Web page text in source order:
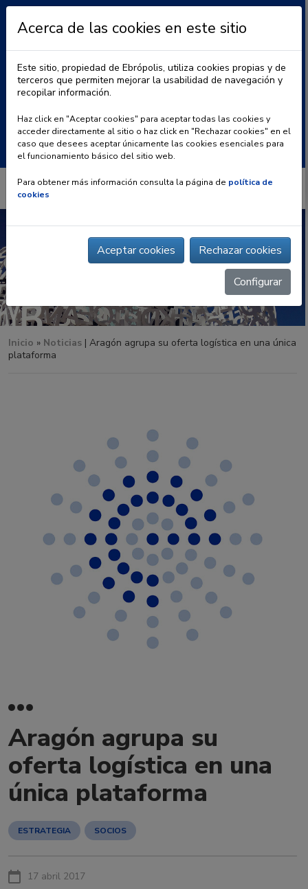
BLOG | CONTACTO
Buscar:
Inicio » Noticias | Aragón agrupa su oferta logística en una única
plataforma
Aragón agrupa su
oferta logística en una
única plataforma
ESTRATEGIA SOCIOS
17 abril 2017
Acerca de las cookies en este sitio
Este sitio, propiedad de Ebrópolis, utiliza cookies propias y de
terceros que permiten mejorar la usabilidad de navegación y
recopilar información.
Haz click en "Aceptar cookies" para aceptar todas las cookies y
acceder directamente al sitio o haz click en "Rechazar cookies" en el
caso que desees aceptar únicamente las cookies esenciales para
el funcionamiento básico del sitio web.
Para obtener más información consulta la página de política de
cookies
Aceptar cookies Rechazar cookies
Configurar